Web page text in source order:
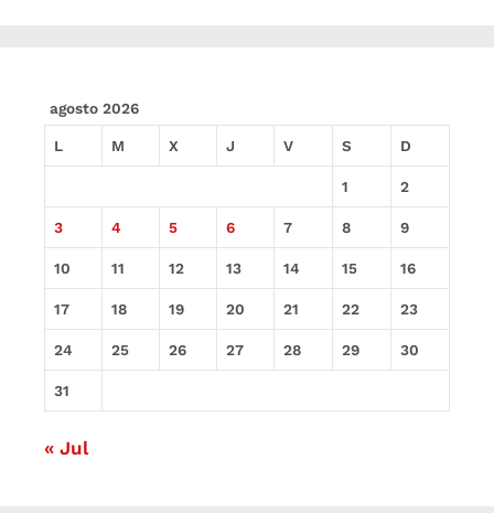
agosto 2026
L M X J V S D
1 2
3 4 5 6 7 8 9
10 11 12 13 14 15 16
17 18 19 20 21 22 23
24 25 26 27 28 29 30
31
« Jul